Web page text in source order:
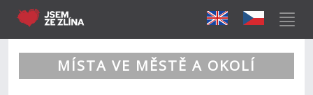
MÍSTA VE MĚSTĚ A OKOLÍ